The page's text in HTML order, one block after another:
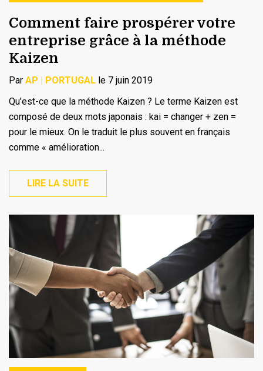
Comment faire prospérer votre
entreprise grâce à la méthode
Kaizen
Par AP | PORTUGAL le 7 juin 2019
Qu’est-ce que la méthode Kaizen ? Le terme Kaizen est
composé de deux mots japonais : kai = changer + zen =
pour le mieux. On le traduit le plus souvent en français
comme « amélioration...
LIRE LA SUITE